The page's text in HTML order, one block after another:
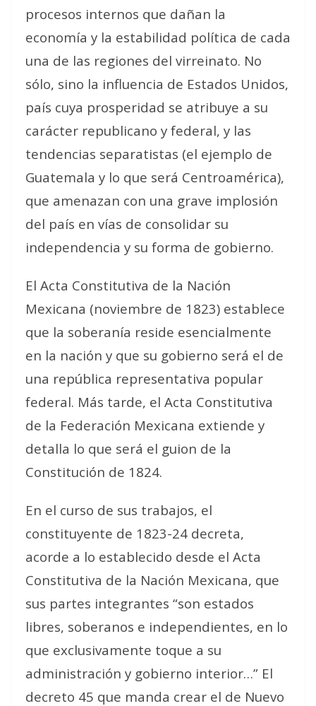
procesos internos que dañan la
economía y la estabilidad política de cada
una de las regiones del virreinato. No
sólo, sino la influencia de Estados Unidos,
país cuya prosperidad se atribuye a su
carácter republicano y federal, y las
tendencias separatistas (el ejemplo de
Guatemala y lo que será Centroamérica),
que amenazan con una grave implosión
del país en vías de consolidar su
independencia y su forma de gobierno.
El Acta Constitutiva de la Nación
Mexicana (noviembre de 1823) establece
que la soberanía reside esencialmente
en la nación y que su gobierno será el de
una república representativa popular
federal. Más tarde, el Acta Constitutiva
de la Federación Mexicana extiende y
detalla lo que será el guion de la
Constitución de 1824.
En el curso de sus trabajos, el
constituyente de 1823-24 decreta,
acorde a lo establecido desde el Acta
Constitutiva de la Nación Mexicana, que
sus partes integrantes “son estados
libres, soberanos e independientes, en lo
que exclusivamente toque a su
administración y gobierno interior…” El
decreto 45 que manda crear el de Nuevo